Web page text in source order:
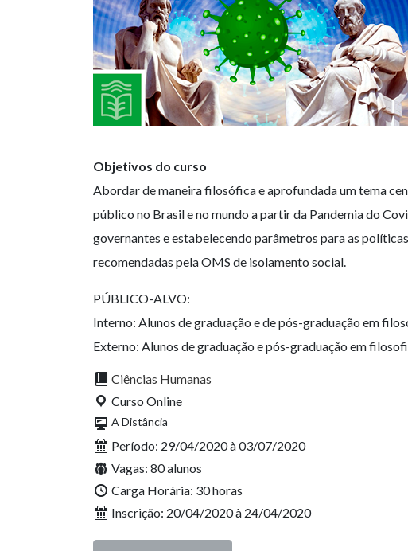
Objetivos do curso
Abordar de maneira filosófica e aprofundada um tema
público no Brasil e no mundo a partir da Pandemia do
governantes e estabelecendo parâmetros para as
recomendadas pela OMS de isolamento social.
PÚBLICO-ALVO:
Interno: Alunos de graduação e de pós-graduação em
Externo: Alunos de graduação e pós-graduação em
Ciências Humanas
Curso Online
A Distância
Período: 29/04/2020 à 03/07/2020
Vagas: 80 alunos
Carga Horária: 30 horas
Inscrição: 20/04/2020 à 24/04/2020